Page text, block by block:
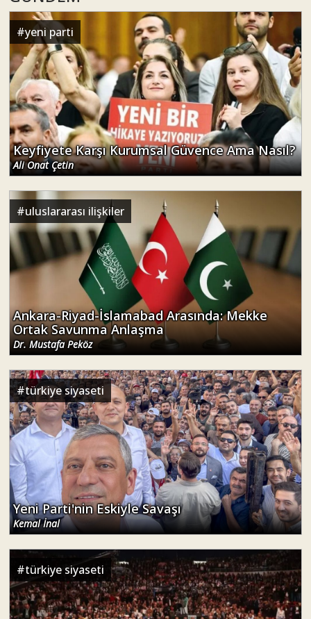
#yeni parti
Keyfiyete Karşı Kurumsal Güvence Ama Nasıl?
Ali Onat Çetin
#uluslararası ilişkiler
Ankara-Riyad-İslamabad Arasında: Mekke
Ortak Savunma Anlaşma
Dr. Mustafa Peköz
#türkiye siyaseti
Yeni Parti'nin Eskiyle Savaşı
Kemal İnal
#türkiye siyaseti